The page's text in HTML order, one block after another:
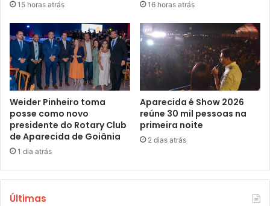
15 horas atrás 16 horas atrás
Weider Pinheiro toma
posse como novo
presidente do Rotary Club
de Aparecida de Goiânia
1 dia atrás
Aparecida é Show 2026
reúne 30 mil pessoas na
primeira noite
2 dias atrás
Últimas